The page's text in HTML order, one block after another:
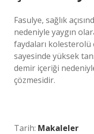
Fasulye, sağlık
nedeniyle yaygın
faydaları
sayesinde yüksek
demir içeriği
çözmesidir.
Tarih: Makaleler